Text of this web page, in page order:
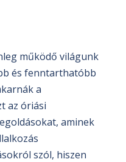
működő világunk
és fenntarthatóbb
a
az óriási
aminek
szól, hiszen